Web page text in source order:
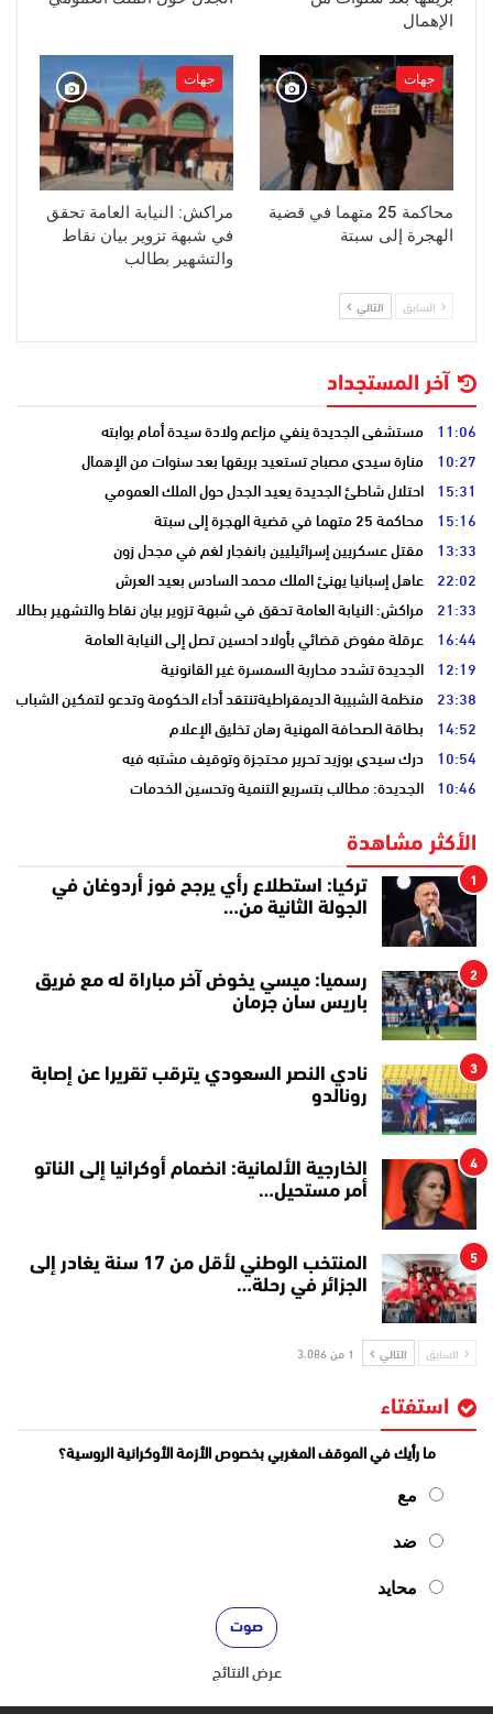
الإهمال
جهات
محاكمة 25 متهما في قضية
الهجرة إلى سبتة
جهات
مراكش: النيابة العامة تحقق
في شبهة تزوير بيان نقاط
والتشهير بطالب
السابق التالي
آخر المستجداد
11:06 مستشفى الجديدة ينفي مزاعم ولادة سيدة أمام بوابته
10:27 منارة سيدي مصباح تستعيد بريقها بعد سنوات من الإهمال
15:31 احتلال شاطئ الجديدة يعيد الجدل حول الملك العمومي
15:16 محاكمة 25 متهما في قضية الهجرة إلى سبتة
13:33 مقتل عسكريين إسرائيليين بانفجار لغم في مجدل زون
22:02 عاهل إسبانيا يهنئ الملك محمد السادس بعيد العرش
21:33 مراكش: النيابة العامة تحقق في شبهة تزوير بيان نقاط والتشهير بطالب
16:44 عرقلة مفوض قضائي بأولاد احسين تصل إلى النيابة العامة
12:19 الجديدة تشدد محاربة السمسرة غير القانونية
23:38 منظمة الشبيبة الديمقراطيةتنتقد أداء الحكومة وتدعو لتمكين الشباب
14:52 بطاقة الصحافة المهنية رهان تخليق الإعلام
10:54 درك سيدي بوزيد تحرير محتجزة وتوقيف مشتبه فيه
10:46 الجديدة: مطالب بتسريع التنمية وتحسين الخدمات
الأكثر مشاهدة
1
تركيا: استطلاع رأي يرجح فوز أردوغان في
الجولة الثانية من…
2
رسميا: ميسي يخوض آخر مباراة له مع فريق
باريس سان جرمان
3
نادي النصر السعودي يترقب تقريرا عن إصابة
رونالدو
4
الخارجية الألمانية: انضمام أوكرانيا إلى الناتو
أمر مستحيل…
5
المنتخب الوطني لأقل من 17 سنة يغادر إلى
الجزائر في رحلة…
السابق التالي 1 من 3٬086
استفتاء
ما رأيك في الموقف المغربي بخصوص الأزمة الأوكرانية الروسية؟
مع
ضد
محايد
عرض النتائج